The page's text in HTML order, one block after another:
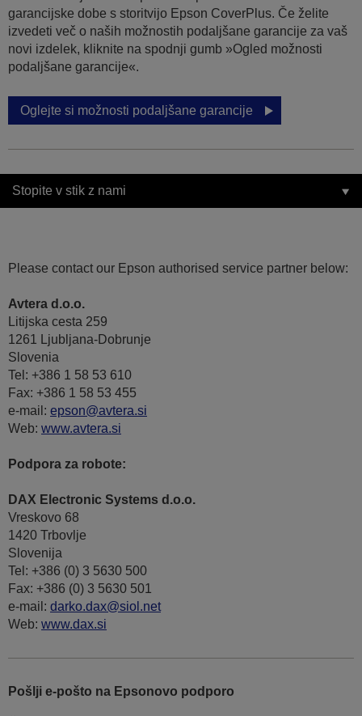
garancijske dobe s storitvijo Epson CoverPlus. Če želite
izvedeti več o naših možnostih podaljšane garancije za vaš
novi izdelek, kliknite na spodnji gumb »Ogled možnosti
podaljšane garancije«.
Oglejte si možnosti podaljšane garancije
Stopite v stik z nami
Please contact our Epson authorised service partner below:
Avtera d.o.o.
Litijska cesta 259
1261 Ljubljana-Dobrunje
Slovenia
Tel: +386 1 58 53 610
Fax: +386 1 58 53 455
e-mail: epson@avtera.si
Web: www.avtera.si
Podpora za robote:
DAX Electronic Systems d.o.o.
Vreskovo 68
1420 Trbovlje
Slovenija
Tel: +386 (0) 3 5630 500
Fax: +386 (0) 3 5630 501
e-mail: darko.dax@siol.net
Web: www.dax.si
Pošlji e-pošto na Epsonovo podporo